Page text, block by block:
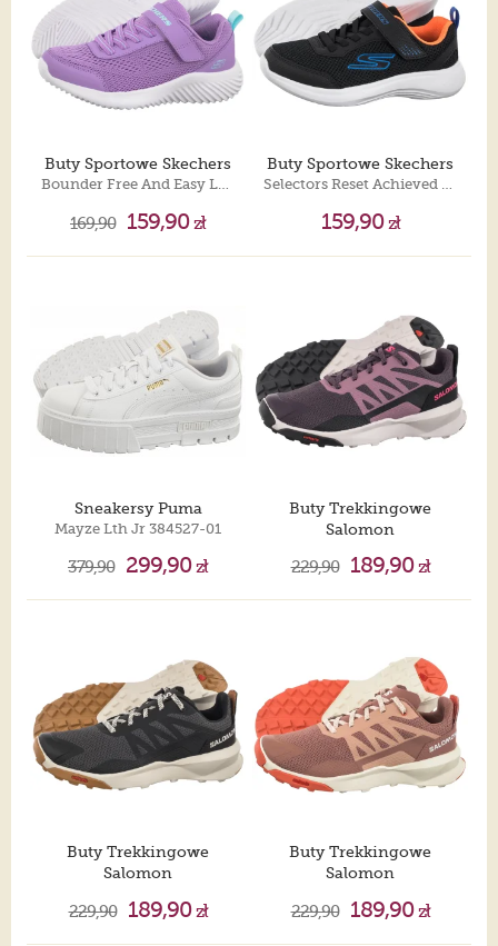
Buty Sportowe Skechers
Bounder Free And Easy Lavender 303622L/LAV
169,90 159,90zł
Buty Sportowe Skechers
Selectors Reset Achieved Black 403615L/BLK
159,90zł
Sneakersy Puma
Mayze Lth Jr 384527-01
379,90 299,90zł
Buty Trekkingowe
Salomon
229,90 189,90zł
Buty Trekkingowe
Salomon
229,90 189,90zł
Buty Trekkingowe
Salomon
229,90 189,90zł